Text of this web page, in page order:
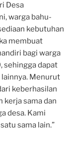
Desa
warga bahu-
kebutuhan
membuat
bagi warga
sehingga dapat
Menurut
keberhasilan
kerja sama dan
desa. Kami
sama lain.”